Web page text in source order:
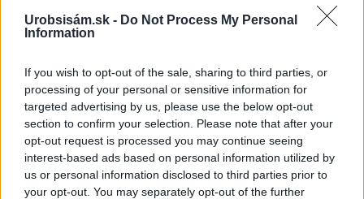
Urobsisám.sk - Do Not Process My Personal
Information
If you wish to opt-out of the sale, sharing to third parties, or
processing of your personal or sensitive information for
targeted advertising by us, please use the below opt-out
section to confirm your selection. Please note that after your
opt-out request is processed you may continue seeing
interest-based ads based on personal information utilized by
us or personal information disclosed to third parties prior to
your opt-out. You may separately opt-out of the further
ochabnuté izbové
rastliny? Pravda vás
možno prekvapí
nakladačiek: Ako ich
podporiť k druhej vlne
kvitnutia?
CHALUPA